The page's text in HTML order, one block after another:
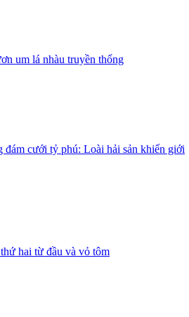
um lá nhàu truyền thống
cưới tỷ phú: Loài hải sản khiến giới
hai từ đầu và vỏ tôm